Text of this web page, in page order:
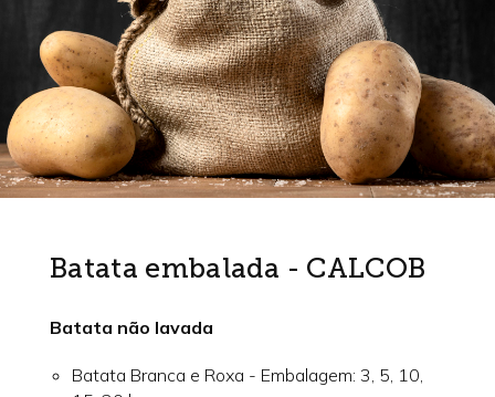
Batata embalada - CALCOB
Batata não lavada
Batata Branca e Roxa - Embalagem: 3, 5, 10,